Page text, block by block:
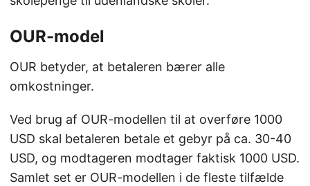
OUR-model
OUR betyder, at betaleren bærer alle
omkostninger.
Ved brug af OUR-modellen til at overføre 1000
USD skal betaleren betale et gebyr på ca. 30-40
USD, og modtageren modtager faktisk 1000 USD.
Samlet set er OUR-modellen i de fleste tilfælde